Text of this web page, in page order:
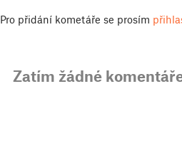
Pro přidání kometáře se prosím
Zatím žádné